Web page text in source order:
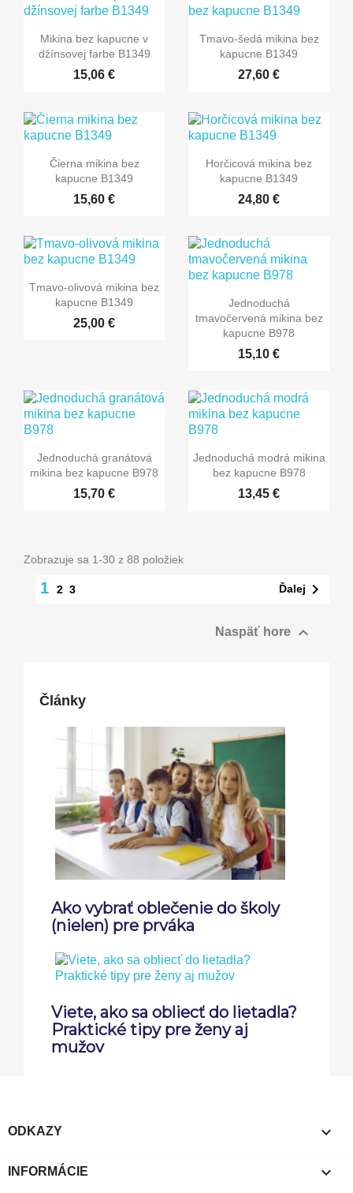
Mikina bez kapucne v
džínsovej farbe B1349
15,06 €
Tmavo-šedá mikina bez
kapucne B1349
27,60 €
Čierna mikina bez
kapucne B1349
15,60 €
Horčicová mikina bez
kapucne B1349
24,80 €
Tmavo-olivová mikina bez
kapucne B1349
25,00 €
Jednoduchá
tmavočervená mikina bez
kapucne B978
15,10 €
Jednoduchá granátová
mikina bez kapucne B978
15,70 €
Jednoduchá modrá mikina
bez kapucne B978
13,45 €
Zobrazuje sa 1-30 z 88 položiek
1 2 3 Ďalej 
Naspäť hore 
Články
Ako vybrať oblečenie do školy
(nielen) pre prváka
Viete, ako sa obliecť do lietadla?
Praktické tipy pre ženy aj
mužov
ODKAZY 
INFORMÁCIE 